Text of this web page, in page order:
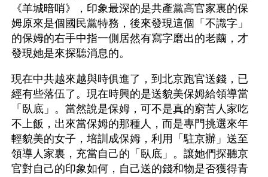
《羊城暗哨》，印象最深的是共產黨高官家裏的保
姆原來是個國民黨特務，後來發現這個「不識字」
的保姆的右手中指一側居然有寫字磨出的老繭，才
發現她是來探聽消息的。
現在中共越來越與時俱進了，到北京跑官送錢，已
經有些落伍了。現在時興的是送貌美保姆給領導當
「臥底」。當然說是保姆，可不是真的窮苦人家吃
不上飯，出來當保姆的那種人，而是專門挑選來年
輕貌美的女子，培訓成保姆，利用「駐京辦」送至
領導人家裏，充當自己的「臥底」。讓她們探聽京
官對自己的印象如何，自己送的錢和物是否獲得青